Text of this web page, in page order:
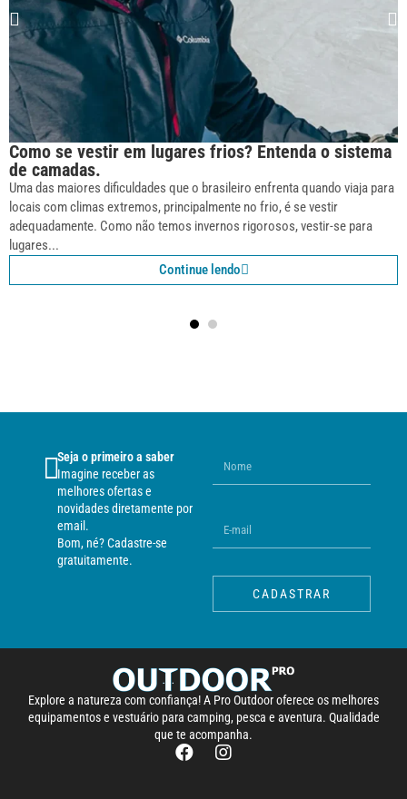
Como se vestir em lugares frios? Entenda o sistema
de camadas.
Uma das maiores dificuldades que o brasileiro enfrenta quando viaja para
locais com climas extremos, principalmente no frio, é se vestir
adequadamente. Como não temos invernos rigorosos, vestir-se para
lugares...
Continue lendo
Seja o primeiro a saber
Imagine receber as
melhores ofertas e
novidades diretamente por
email.
Bom, né? Cadastre-se
gratuitamente.
CADASTRAR
Explore a natureza com confiança! A Pro Outdoor oferece os melhores
equipamentos e vestuário para camping, pesca e aventura. Qualidade
que te acompanha.